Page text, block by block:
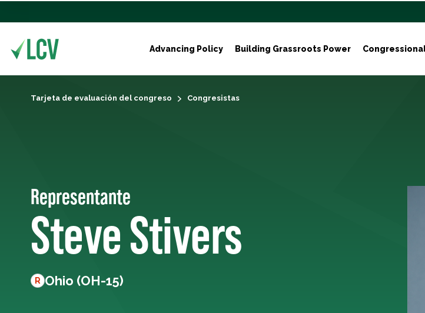
Advancing Policy Building Grassroots Power
Tarjeta de evaluación del congreso Congresistas
Representante
Steve Stivers
R Ohio (OH-15)